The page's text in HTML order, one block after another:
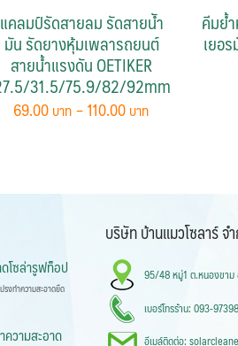
แคลมป์รัดสายลม รัดสายนัำ
มัน รัดยางหุ้มเพลารถยนต์
สายน้ำแรงดัน OETIKER
31.5/75.9/82/92mm
69.00 –110.00
variants.
options
chosen
คีมย้
เยอ
โซล่ารูฟท็อป
รงทำความสะอาดยืด
วามสะอาด
บริษัท บ้านแมวโซลาร์ จ
95/48 หมู่1 ต.หนองขาม
เบอร์โทรร้าน: 093-
อีเมล์ติดต่อ: